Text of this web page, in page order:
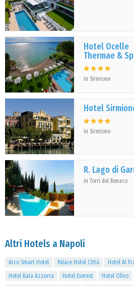
Hotel Ocelle
Thermae &
in Sirmione
Hotel
in Sirmione
R. Lago di
in Torri del Benaco
Altri Hotels a Napoli
Arco Smart Hotel Palace Hotel Città Hotel Al
Hotel Baia Azzurra
Hotel Everest Hotel Olivo